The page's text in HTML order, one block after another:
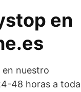
en
en nuestro
48 horas a toda